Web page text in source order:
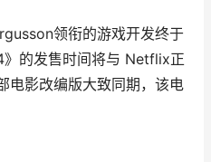
领衔的游戏开发终于
的发售时间将与 Netflix正
电影改编版大致同期，该电